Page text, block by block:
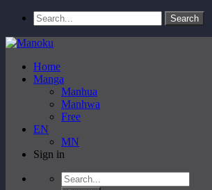
Home
Manga
Manhua
Manhwa
Free
EN
MN
Sign in